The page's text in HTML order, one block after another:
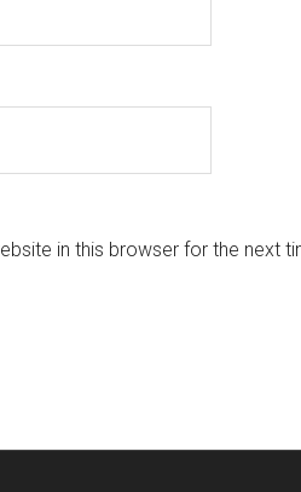
in this browser for the next